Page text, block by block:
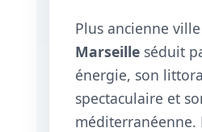
Plus ancienne
Marseilleséduit
énergie, son
spectaculaire et
méditerranéenne.